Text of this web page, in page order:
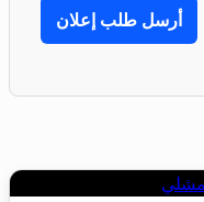
أرسل طلب إعلان